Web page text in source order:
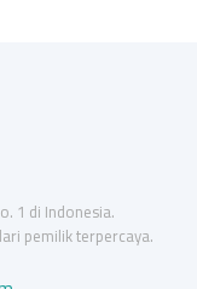
1 di Indonesia.
pemilik terpercaya.